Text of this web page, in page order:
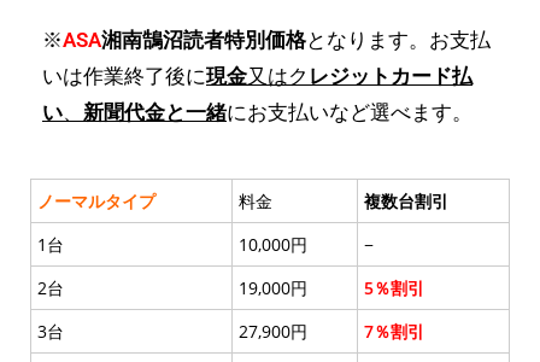
※ASA湘南鵠沼読者特別価格となります。お支払
いは作業終了後に現金又はク レジットカード払
い、 新聞代金と一緒にお支払いなど選べます。
ノーマルタイプ 料金
複数台割引
1台
10,000円
−
2台
19,000円
5％割引
3台
27,900円
7％割引